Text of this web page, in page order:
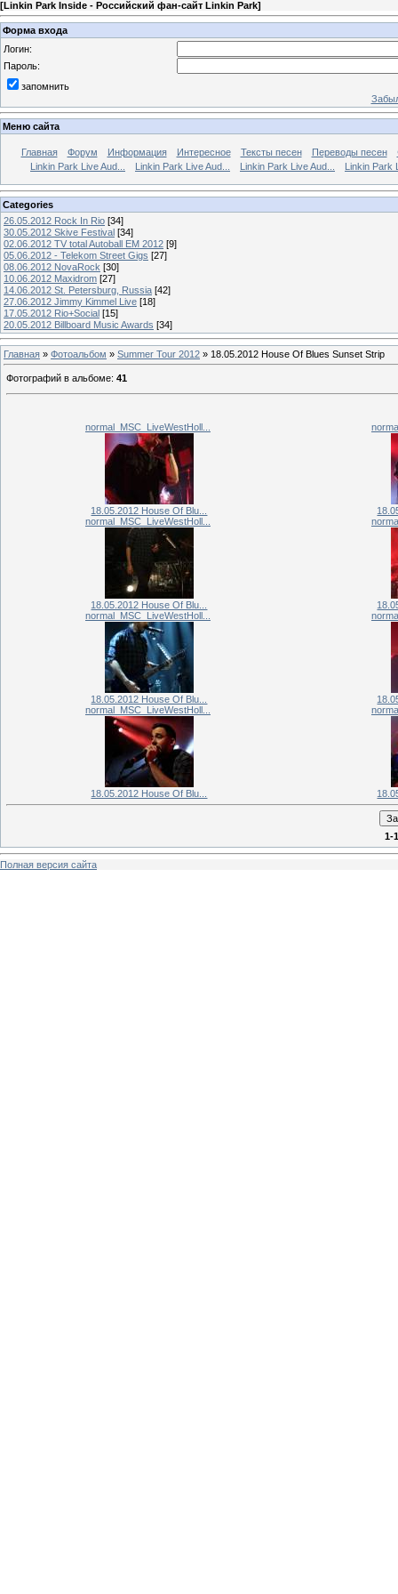
[Linkin Park Inside - Российский фан-сайт Linkin Park]
Форма входа
Логин:
Пароль:
запомнить
Меню сайта
Главная Форум Информация Интересное Тексты песен Переводы песен
Linkin Park Live Aud...
Linkin Park Live Aud... Linkin Park Live Aud... Linkin Park
Categories
26.05.2012 Rock In Rio [34]
30.05.2012 Skive Festival [34]
02.06.2012 TV total Autoball EM 2012 [9]
05.06.2012 - Telekom Street Gigs [27]
08.06.2012 NovaRock [30]
10.06.2012 Maxidrom [27]
14.06.2012 St. Petersburg, Russia [42]
27.06.2012 Jimmy Kimmel Live [18]
17.05.2012 Rio+Social [15]
20.05.2012 Billboard Music Awards [34]
Главная » Фотоальбом » Summer Tour 2012 » 18.05.2012 House Of Blues Sunset Strip
Фотографий в альбоме: 41
normal_MSC_LiveWestHoll...
18.05.2012 House Of Blu...
normal_MSC_LiveWestHoll...
18.05.2012 House Of Blu...
normal_MSC_LiveWestHoll...
18.05.2012 House Of Blu...
normal_MSC_LiveWestHoll...
18.05.2012 House Of Blu...
1-
Полная версия сайта